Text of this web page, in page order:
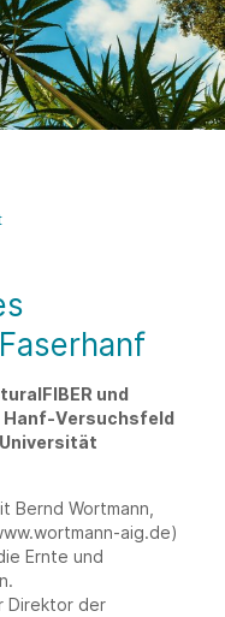
und
Hanf-Versuchsfeld
Bernd Wortmann,
aig.de)
Ernte und
Direktor der